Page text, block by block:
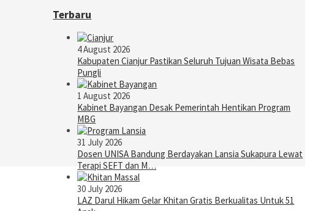
Terbaru
4 August 2026
Kabupaten Cianjur Pastikan Seluruh Tujuan Wisata Bebas
Pungli
1 August 2026
Kabinet Bayangan Desak Pemerintah Hentikan Program
MBG
31 July 2026
Dosen UNISA Bandung Berdayakan Lansia Sukapura Lewat
Terapi SEFT dan M…
30 July 2026
LAZ Darul Hikam Gelar Khitan Gratis Berkualitas Untuk 51